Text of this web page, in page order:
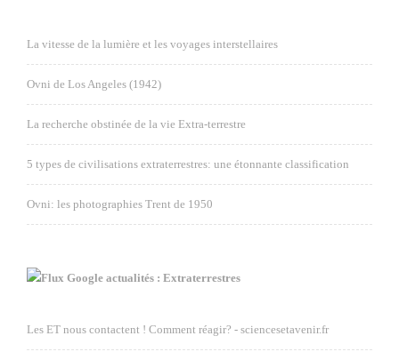
La vitesse de la lumière et les voyages interstellaires
Ovni de Los Angeles (1942)
La recherche obstinée de la vie Extra-terrestre
5 types de civilisations extraterrestres: une étonnante classification
Ovni: les photographies Trent de 1950
Google actualités : Extraterrestres
Les ET nous contactent ! Comment réagir? - sciencesetavenir.fr